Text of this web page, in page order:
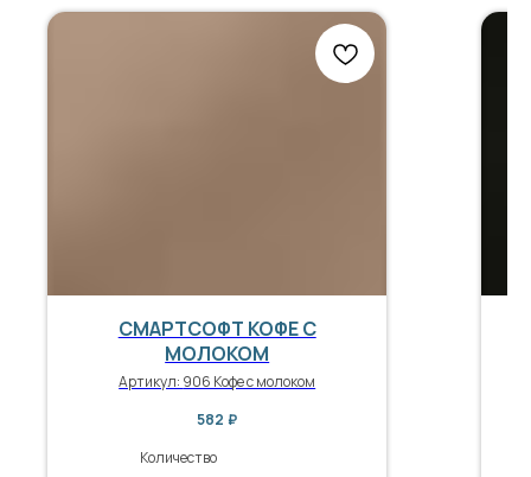
СМАРТСОФТ КОФЕ С
МОЛОКОМ
Артикул: 906 Кофе с молоком
582 ₽
Количество